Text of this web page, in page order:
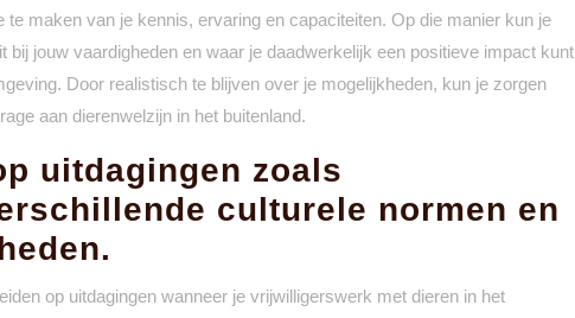
te maken van je kennis, ervaring en capaciteiten. Op die manier kun je
bij jouw vaardigheden en waar je daadwerkelijk een positieve impact kunt
Door realistisch te blijven over je mogelijkheden, kun je zorgen
aan dierenwelzijn in het buitenland.
uitdagingen zoals
culturele normen en
op uitdagingen wanneer je vrijwilligerswerk met dieren in het